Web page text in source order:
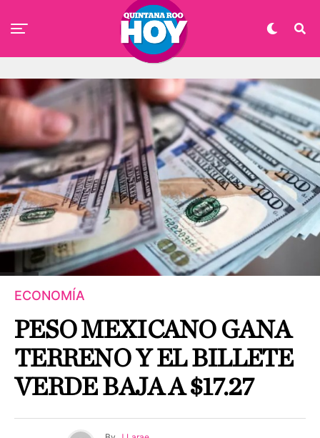
ECONOMÍA
PESO MEXICANO GANA
TERRENO Y EL BILLETE
VERDE BAJA A $17.27